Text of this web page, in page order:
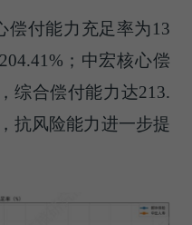
偿付能力充足率为13
；中宏核心偿
综合偿付能力达213.
抗风险能力进一步提